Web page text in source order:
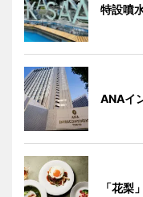
特設噴
ANAイ
「花梨